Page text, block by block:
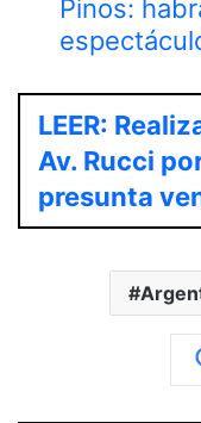
Pinos:
LEER:
Av. Rucci
presunta